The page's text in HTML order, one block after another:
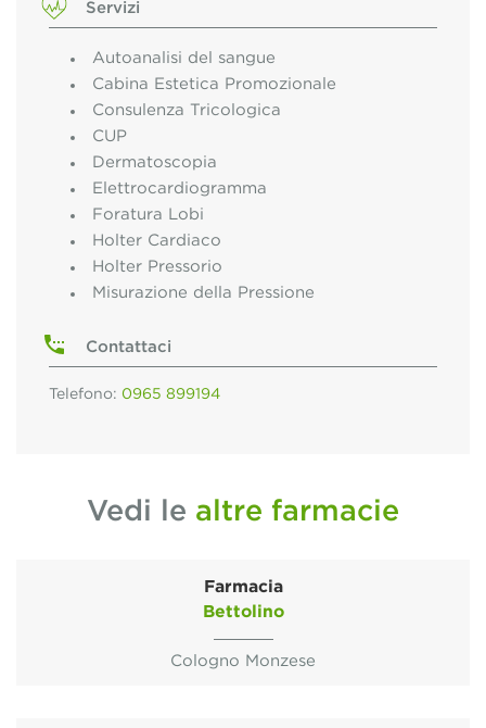
Servizi
Autoanalisi del sangue
Cabina Estetica Promozionale
Consulenza Tricologica
CUP
Dermatoscopia
Elettrocardiogramma
Foratura Lobi
Holter Cardiaco
Holter Pressorio
Misurazione della Pressione
Contattaci
Telefono: 0965 899194
Vedi le altre farmacie
Farmacia
Bettolino
Cologno Monzese